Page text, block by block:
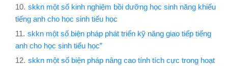
skkn một số kinh nghiệm bồi dưỡng học sinh năng khiếu
tiếng anh cho học sinh tiểu học
skkn một số biện pháp phát triển kỹ năng giao tiếp tiếng
anh cho học sinh tiểu học”
skkn một số biện pháp nâng cao tính tích cực trong hoạt